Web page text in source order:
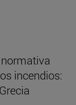
incendios: